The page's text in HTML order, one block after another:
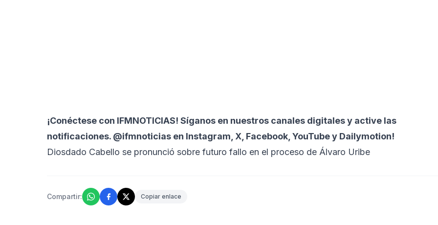
¡Conéctese con IFMNOTICIAS! Síganos en nuestros canales digitales y active las
notificaciones. @ifmnoticias en Instagram, X, Facebook, YouTube y Dailymotion!
Diosdado Cabello se pronunció sobre futuro fallo en el proceso de Álvaro Uribe
Compartir: Copiar enlace